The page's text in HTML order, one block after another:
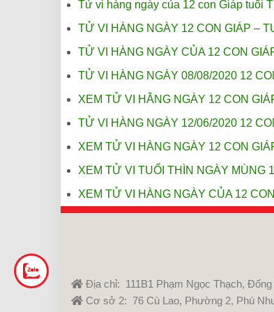
Tử vi hàng ngày của 12 con Giáp tuổi
TỬ VI HÀNG NGÀY 12 CON GIÁP –
TỬ VI HÀNG NGÀY CỦA 12 CON
TỬ VI HÀNG NGÀY 08/08/2020 12
XEM TỬ VI HẰNG NGÀY 12 CON
TỬ VI HÀNG NGÀY 12/06/2020 12
XEM TỬ VI HÀNG NGÀY 12 CON
XEM TỬ VI TUỔI THÌN NGÀY MÙNG
XEM TỬ VI HÀNG NGÀY CỦA 12
Địa chỉ: 111B1 Phạm Ngọc Thạch,
Cơ sở 2: 76 Cù Lao, Phường 2, Phú